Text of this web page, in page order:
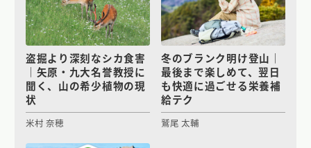
盗掘より深刻なシカ食害
｜矢原・九大名誉教授に
聞く、山の希少植物の現
状
米村 奈穂
冬のブランク明け登山｜
最後まで楽しめて、翌日
も快適に過ごせる栄養補
給テク
鷲尾 太輔